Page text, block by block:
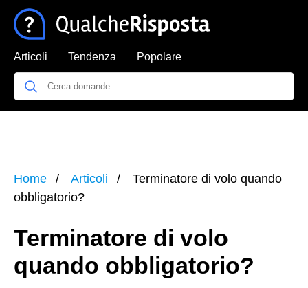
Articoli Tendenza Popolare
Home Articoli
Terminatore di volo quando
obbligatorio?
Terminatore di volo
quando obbligatorio?